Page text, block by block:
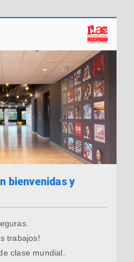
bienvenidas y
trabajos!
clase mundial.